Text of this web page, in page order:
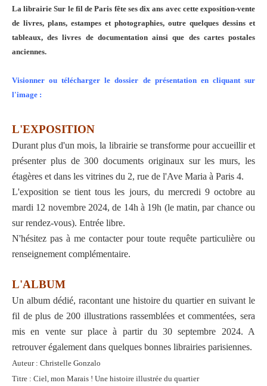
La librairie Sur le fil de Paris fête ses dix ans avec cette exposition-vente
de livres, plans, estampes et photographies, outre quelques dessins et
tableaux, des livres de documentation ainsi que des cartes postales
anciennes.
Visionner ou télécharger le dossier de présentation en cliquant sur
l'image :
L'EXPOSITION
Durant plus d'un mois, la librairie se transforme pour accueillir et
présenter plus de 300 documents originaux sur les murs, les
étagères et dans les vitrines du 2, rue de l'Ave Maria à Paris 4.
L'exposition se tient tous les jours, du mercredi 9 octobre au
mardi 12 novembre 2024, de 14h à 19h (le matin, par chance ou
sur rendez-vous). Entrée libre.
N'hésitez pas à me contacter pour toute requête particulière ou
renseignement complémentaire.
L'ALBUM
Un album dédié, racontant une histoire du quartier en suivant le
fil de plus de 200 illustrations rassemblées etcommentées, sera
mis en vente sur place à partir du 30 septembre 2024. A
retrouver également dans quelques bonnes librairies parisiennes.
Auteur : Christelle Gonzalo
Titre : Ciel, mon Marais ! Une histoire illustrée du quartier